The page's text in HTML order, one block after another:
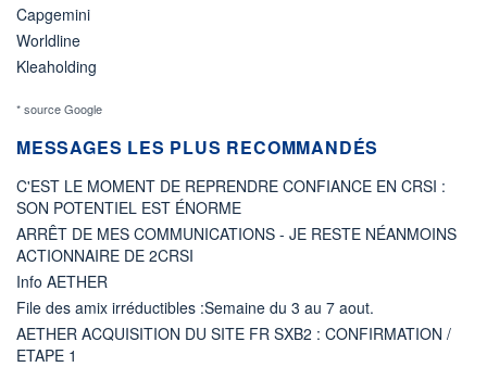
Capgemini
Worldline
Kleaholding
* source Google
MESSAGES LES PLUS RECOMMANDÉS
C'EST LE MOMENT DE REPRENDRE CONFIANCE EN CRSI :
SON POTENTIEL EST ÉNORME
ARRÊT DE MES COMMUNICATIONS - JE RESTE NÉANMOINS
ACTIONNAIRE DE 2CRSI
Info AETHER
File des amix irréductibles :Semaine du 3 au 7 aout.
AETHER ACQUISITION DU SITE FR SXB2 : CONFIRMATION /
ETAPE 1